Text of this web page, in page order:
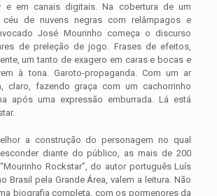
e em canais digitais. Na cobertura de um
de nuvens negras com relâmpagos e
José Mourinho começa o discurso
de preleção de jogo. Frases de efeitos,
um tanto de exagero em caras e bocas e
à tona. Garoto-propaganda. Com um ar
claro, fazendo graça com um cachorrinho
após uma expressão emburrada. Lá está
a construção do personagem no qual
diante do público, as mais de 200
Rockstar”, do autor português Luís
Brasil pela Grande Área, valem a leitura. Não
biografia completa, com os pormenores da